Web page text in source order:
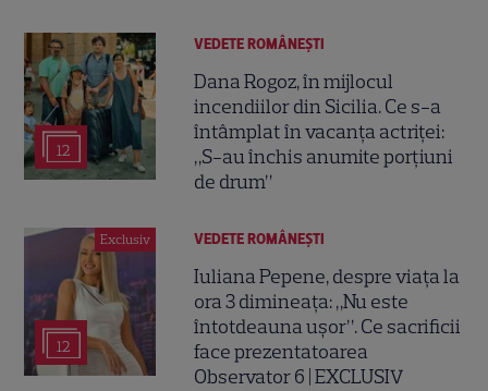
12
VEDETE ROMÂNEŞTI
Dana Rogoz, în mijlocul
incendiilor din Sicilia. Ce s-a
întâmplat în vacanța actriței:
„S-au închis anumite porțiuni
de drum”
Exclusiv
12
VEDETE ROMÂNEŞTI
Iuliana Pepene, despre viața la
ora 3 dimineața: „Nu este
întotdeauna ușor”. Ce sacrificii
face prezentatoarea
Observator 6 | EXCLUSIV